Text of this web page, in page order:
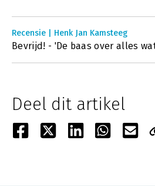
Recensie | Henk Jan Kamsteeg
Bevrijd! - 'De baas over alles
Deel dit artikel